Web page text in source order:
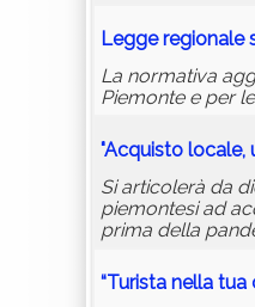
Legge regionale
La normativa
Piemonte e per
"Acquisto locale,
Si articolerà da
piemontesi ad
prima della
“Turista nella